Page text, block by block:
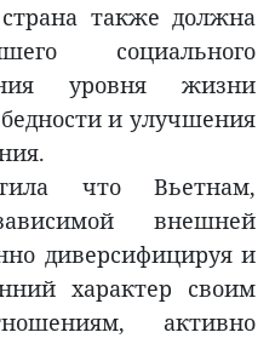
также должна
социального
уровня жизни
и улучшения
что Вьетнам,
внешней
диверсифицируя и
характер своим
активно